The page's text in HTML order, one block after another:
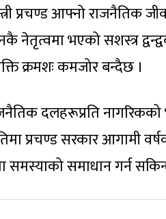
प्रचण्ड आफ्नो राजनैतिक
नेतृत्वमा भएको सशस्त्र
क्रमशः कमजोर बन्दैछ ।
दलहरूप्रति
प्रचण्ड सरकार आगामी
समस्याको समाधान गर्न